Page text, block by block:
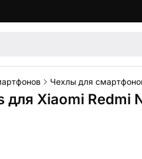
Чехлы для
Xiaomi Redmi